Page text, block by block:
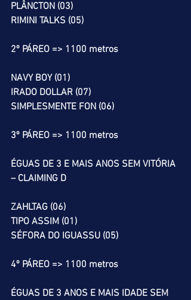
PLÂNCTON (03)
RIMINI TALKS (05)
2º PÁREO => 1100 metros
NAVY BOY (01)
IRADO DOLLAR (07)
SIMPLESMENTE FON (06)
3º PÁREO => 1100 metros
ÉGUAS DE 3 E MAIS ANOS SEM VITÓRIA
– CLAIMING D
ZAHLTAG (06)
TIPO ASSIM (01)
SÉFORA DO IGUASSU (05)
4º PÁREO => 1100 metros
ÉGUAS DE 3 ANOS E MAIS IDADE SEM